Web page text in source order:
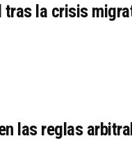
tras la crisis
las reglas